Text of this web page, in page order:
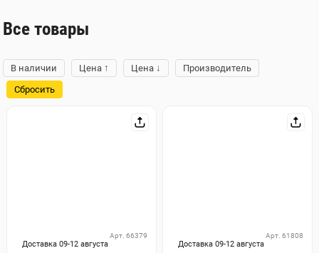
Все товары
В наличии Цена ↑ Цена ↓
Производитель
Сбросить
Доставка 09-12 августа
Арт. 66379
Доставка 09-12 августа
Арт. 61808